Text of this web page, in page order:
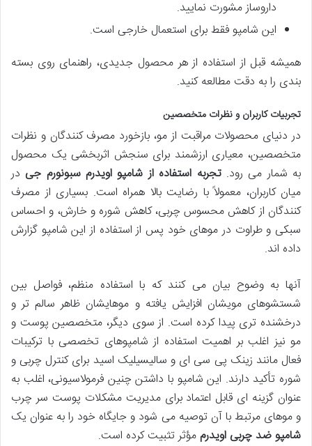
داروساز مشورت نمایید.
این شامپو فقط برای استعمال خارجی است.
همیشه قبل از استفاده از هر محصول جدیدی، راهنمای روی بسته
بندی را به دقت مطالعه کنید.
تجربیات کاربران و نظرات متخصصین
در دنیای محصولات مراقبت از مو، بازخورد مصرف کنندگان و نظرات
متخصصین، معیاری ارزشمند برای سنجش اثربخشی یک محصول
به شمار می رود.تجربه استفاده از شامپو اویدرم سبونورم جیدر
میان کاربران، معمولاً با رضایت بالا همراه است. بسیاری از مصرف
کنندگان از کاهش محسوس چربی، کاهش شوره و خارش، و احساس
سبکی و طراوت در موهای خود پس از استفاده از این شامپو گزارش
داده اند.
آنها به وضوح بیان می کنند که با استفاده منظم، فواصل بین
شستشوهای مویشان افزایش یافته و موهایشان ظاهر سالم تر و
درخشنده تری پیدا کرده است. از سوی دیگر، متخصصین پوست و
مو نیز اغلب بر اهمیت استفاده از شامپوهای تخصصی با ترکیبات
فعال مانند زینک پی سی ای و سالیسیلیک اسید برای کنترل چربی و
شوره تأکید دارند. این شامپو با داشتن چنین فرمولاسیونی، اغلب به
عنوان گزینه ای قابل اعتماد برای مدیریت مشکلات پوست سر چرب
و موهای مرتبط با آن توصیه می شود و جایگاه خود را به عنوان یک
شامپو ضد چربی اویدرممؤثر تثبیت کرده است.